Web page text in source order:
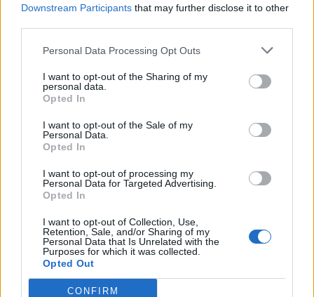
Downstream Participants that may further disclose it to other
Personal Data Processing Opt Outs
I want to opt-out of the Sharing of my
personal data.
Opted In
I want to opt-out of the Sale of my
Personal Data.
Opted In
I want to opt-out of processing my
Personal Data for Targeted Advertising.
Opted In
I want to opt-out of Collection, Use,
Retention, Sale, and/or Sharing of my
Personal Data that Is Unrelated with the
Purposes for which it was collected.
Opted Out
CONFIRM
Σχετικά Άρθρα